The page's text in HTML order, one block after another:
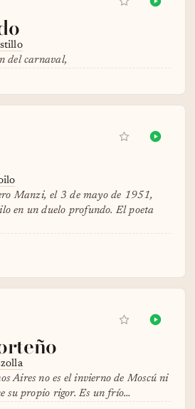
del carnaval,
Manzi, el 3 de mayo de 1951,
en un duelo profundo. El poeta
Aires no es el invierno de Moscú ni
su propio rigor. Es un frío…